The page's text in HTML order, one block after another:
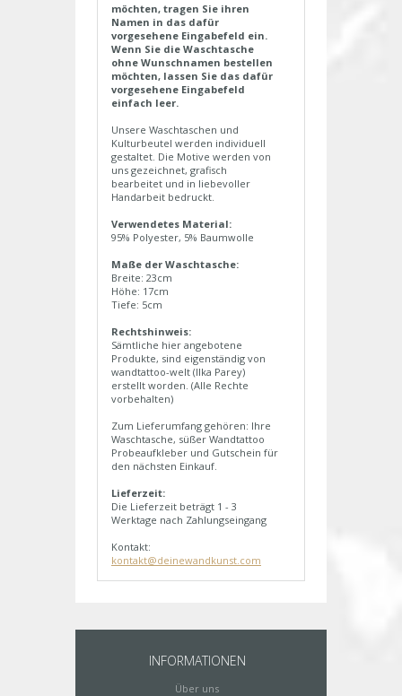
möchten, tragen Sie ihren
Namen in das dafür
vorgesehene Eingabefeld ein.
Wenn Sie die Waschtasche
ohne Wunschnamen bestellen
möchten, lassen Sie das dafür
vorgesehene Eingabefeld
einfach leer.
Unsere Waschtaschen und
Kulturbeutel werden individuell
gestaltet. Die Motive werden von
uns gezeichnet, grafisch
bearbeitet und in liebevoller
Handarbeit bedruckt.
Verwendetes Material:
95% Polyester, 5% Baumwolle
Maße der Waschtasche:
Breite: 23cm
Höhe: 17cm
Tiefe: 5cm
Rechtshinweis:
Sämtliche hier angebotene
Produkte, sind eigenständig von
wandtattoo-welt (Ilka Parey)
erstellt worden. (Alle Rechte
vorbehalten)
Zum Lieferumfang gehören: Ihre
Waschtasche, süßer Wandtattoo
Probeaufkleber und Gutschein für
den nächsten Einkauf.
Lieferzeit:
Die Lieferzeit beträgt 1 - 3
Werktage nach Zahlungseingang
Kontakt:
kontakt@deinewandkunst.com
INFORMATIONEN
Über uns